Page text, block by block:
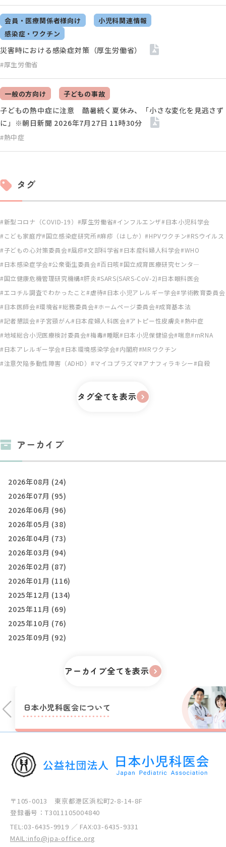
会員・医療関係者様向け
小児科関連情報
感染症・ワクチン
#厚生労働省
災害時における感染症対策（厚生労働省）
一般の方向け 子どもの事故
#熱中症
子どもの熱中症に注意 酷暑続く夏休み、「小さな変化を見逃さず
に」※朝日新聞 2026年7月27日 11時30分
タグ
新型コロナ（COVID-19） 厚生労働省 インフルエンザ 日本小児科学会
こども家庭庁 国立感染症研究所 麻疹（はしか） HPVワクチン RSウイルス
子どもの心対策委員会 風疹 文部科学省 日本産科婦人科学会 WHO
日本感染症学会 公衆衛生委員会 百日咳 国立成育医療研究センタ―
国立健康危機管理研究機構 肝炎 SARS(SARS-CoV-2)
日本眼科医会
エコチル調査でわかったこと 虐待 日本小児アレルギー学会 学術教育委員会
日本医師会 環境省 総務委員会 ホームページ委員会 成育基本法
記者懇談会 子宮頸がん 日本産婦人科医会 アトピー性皮膚炎 熱中症
地域総合小児医療検討委員会 梅毒 睡眠 日本小児保健協会 喘息 mRNA
日本アレルギー学会 日本環境感染学会 内閣府 MRワクチン
注意欠陥多動性障害（ADHD）
マイコプラズマ アナフィラキシー 自殺
タグ全てを表示
アーカイブ
2026年08月 (24)
2026年07月 (95)
2026年06月 (96)
2026年05月 (38)
2026年04月 (73)
2026年03月 (94)
2026年02月 (87)
2026年01月 (116)
2025年12月 (134)
2025年11月 (69)
2025年10月 (76)
2025年09月 (92)
アーカイブ全てを表示
日本小児科医会について
〒105-0013 東京都港区浜松町2-8-14-8F
登録番号：T3011105004840
TEL:03-6435-9919 ／ FAX:03-6435-9331
MAIL:info@jpa-office.org